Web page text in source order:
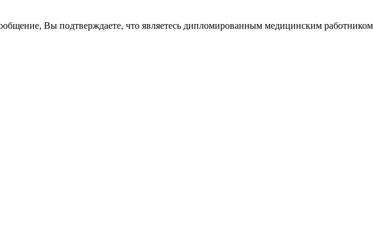
Вы подтверждаете, что являетесь дипломированным медицинским работником